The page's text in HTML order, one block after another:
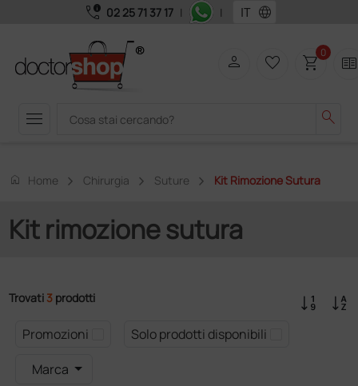
call_quality 02 25 71 37 17 | | language
menu search
person favorite_border shopping_cart0 two_pager
home Home Chirurgia Suture Kit Rimozione Sutura
Kit rimozione sutura
Trovati 3 prodotti
Promozioni
Solo prodotti disponibili
Marca